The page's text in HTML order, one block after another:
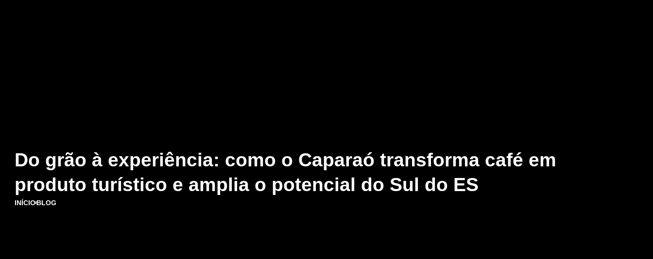
Do grão à experiência: como o Caparaó transforma café em
produto turístico e amplia o potencial do Sul do ES
INÍCIOBLOG